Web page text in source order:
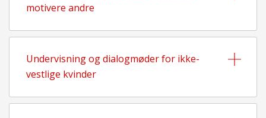
motivere andre
Undervisning og dialogmøder for ikke-
vestlige kvinder